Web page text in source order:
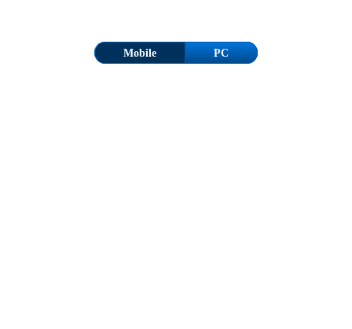
Mobile PC